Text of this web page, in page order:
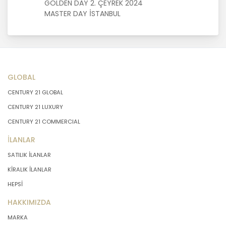
MASTERTURK FRANCHİSİNG
A.Ş. kişisel verilerin hangi amaçla
sunmakla yükümlüdür. Kişisel veriler
amaçlar dışında işlenmeyecektir..
4. İşlendikleri Amaçla Bağlantılı, Sınırlı
ve Ölçülü Olma
MASTERTURK FRANCHİSİNG
amaçların gerçekleştirilmesine
elverişli bir biçimde işleyecek ve
amacın gerçekleştirilmesi ile ilgili
GOLDEN DAY 2. ÇEYREK 2024
MASTER DAY İSTANBUL
GLOBAL
CENTURY 21 GLOBAL
CENTURY 21 LUXURY
CENTURY 21 COMMERCIAL
İLANLAR
SATILIK İLANLAR
KİRALIK İLANLAR
HEPSİ
HAKKIMIZDA
MARKA